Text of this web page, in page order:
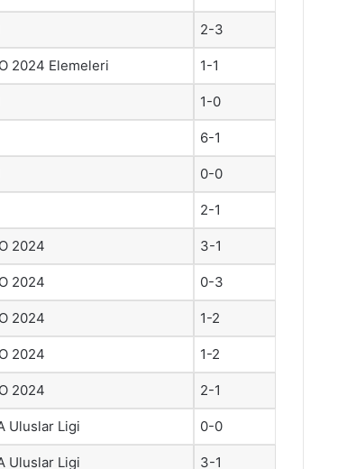
2-3
2024 Elemeleri 1-1
1-0
6-1
0-0
2-1
2024 3-1
2024 0-3
2024 1-2
2024 1-2
2024 2-1
Uluslar Ligi 0-0
Uluslar Ligi 3-1